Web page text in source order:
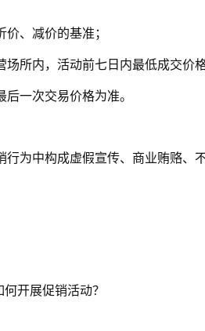
、减价的基准；
所内，活动前七日内最低成交价格
一次交易价格为准。
为中构成虚假宣传、商业贿赂、
开展促销活动？